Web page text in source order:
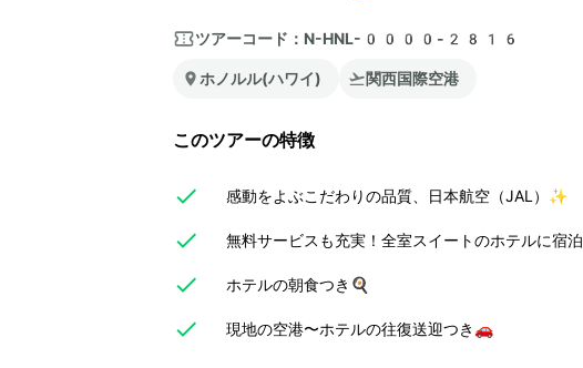
ツアーコード： N-HNL-0000-2816
ホノルル(ハワイ) 関西国際空港
このツアーの特徴
感動をよぶこだわりの品質、日本航空（JAL）✨
無料サービスも充実！全室スイートのホテルに宿泊
ホテルの朝食つき🍳
現地の空港〜ホテルの往復送迎つき🚗